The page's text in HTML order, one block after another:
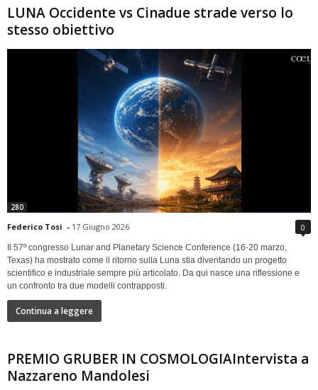
LUNA Occidente vs Cinadue strade verso lo
stesso obiettivo
280
Federico Tosi - 17 Giugno 2026 0
Il 57º congresso Lunar and Planetary Science Conference (16-20 marzo,
Texas) ha mostrato come il ritorno sulla Luna stia diventando un progetto
scientifico e industriale sempre più articolato. Da qui nasce una riflessione e
un confronto tra due modelli contrapposti.
Continua a leggere
PREMIO GRUBER IN COSMOLOGIAIntervista a
Nazzareno Mandolesi